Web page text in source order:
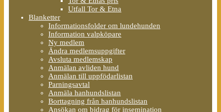
Utfall Tor & Etna
Blanketter
Informationsfolder om lundehunden
Information valpköpare
Ny medlem
Ändra medlemsuppgifter
Avsluta medlemskap
Anmälan avliden hund
Anmälan till uppfödarlistan
Parningsavtal
Anmäla hanhundslistan
Borttagning från hanhundslistan
Ansökan om bidrag för insemination